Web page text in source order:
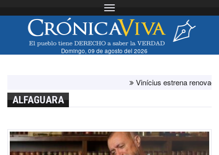
Toggle navigation
Domingo, 09 de agosto del 2026
Vinícius estrena renovación
ALFAGUARA